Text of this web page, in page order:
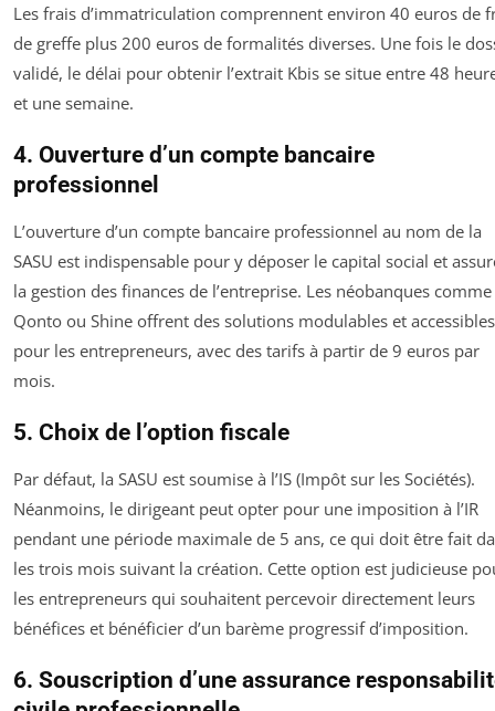
Les frais d’immatriculation comprennent environ 40 euros de
de greffe plus 200 euros de formalités diverses. Une fois le
validé, le délai pour obtenir l’extrait Kbis se situe entre 48
et une semaine.
4. Ouverture d’un compte bancaire
professionnel
L’ouverture d’un compte bancaire professionnel au nom de la
SASU est indispensable pour y déposer le capital social et
la gestion des finances de l’entreprise. Les néobanques comme
Qonto ou Shine offrent des solutions modulables et accessibles
pour les entrepreneurs, avec des tarifs à partir de 9 euros par
mois.
5. Choix de l’option fiscale
Par défaut, la SASU est soumise à l’IS (Impôt sur les Sociétés).
Néanmoins, le dirigeant peut opter pour une imposition à l’IR
pendant une période maximale de 5 ans, ce qui doit être fait
les trois mois suivant la création. Cette option est judicieuse
les entrepreneurs qui souhaitent percevoir directement leurs
bénéfices et bénéficier d’un barème progressif d’imposition.
6. Souscription d’une assurance